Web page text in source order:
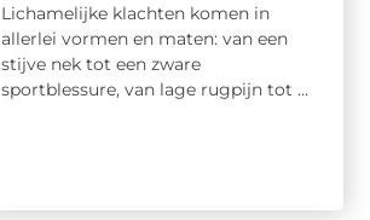
Lichamelijke klachten komen in
allerlei vormen en maten: van een
stijve nek tot een zware
sportblessure, van lage rugpijn tot ...